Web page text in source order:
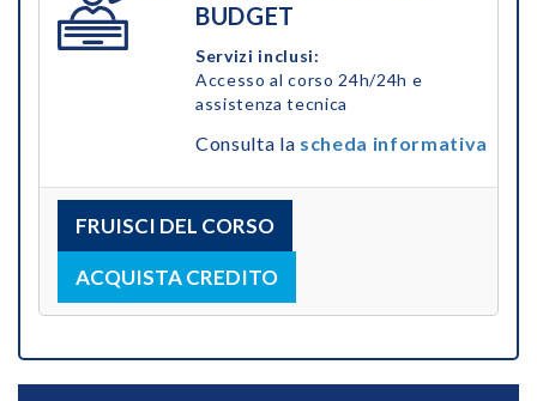
BUDGET
Servizi inclusi:
Accesso al corso 24h/24h e
assistenza tecnica
Consulta la scheda informativa
FRUISCI DEL CORSO
ACQUISTA CREDITO